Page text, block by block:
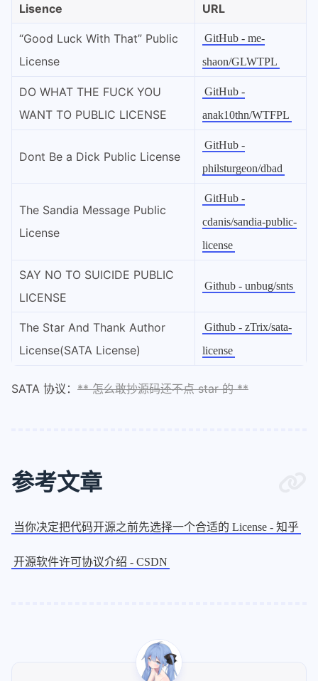
Lisence URL
“Good Luck With That” Public
License
GitHub - me-
shaon/GLWTPL
DO WHAT THE FUCK YOU
WANT TO PUBLIC LICENSE
GitHub -
anak10thn/WTFPL
Dont Be a Dick Public License
GitHub -
philsturgeon/dbad
The Sandia Message Public
License
GitHub -
cdanis/sandia-public-
license
SAY NO TO SUICIDE PUBLIC
LICENSE
Github - unbug/snts
The Star And Thank Author
License(SATA License)
Github - zTrix/sata-
license
SATA 协议： ** 怎么敢抄源码还不点 star 的 **
参考文章
当你决定把代码开源之前先选择一个合适的 License - 知乎
开源软件许可协议介绍 - CSDN